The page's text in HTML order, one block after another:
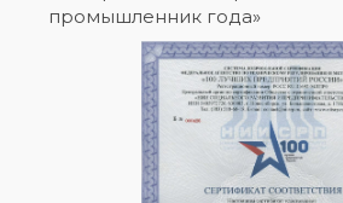
промышленник года»